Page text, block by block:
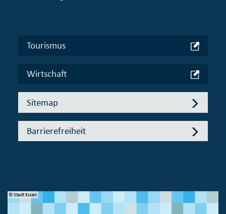
Tourismus
Wirtschaft
Sitemap
Barrierefreiheit
© Stadt Essen